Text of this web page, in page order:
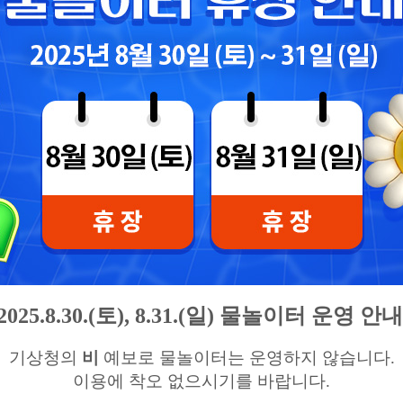
토), 8.31.(일) 물놀이터 운영 안
기상청의 비 예보로 물놀이터는 운영하지 않습니다.
이용에 착오 없으시기를 바랍니다.